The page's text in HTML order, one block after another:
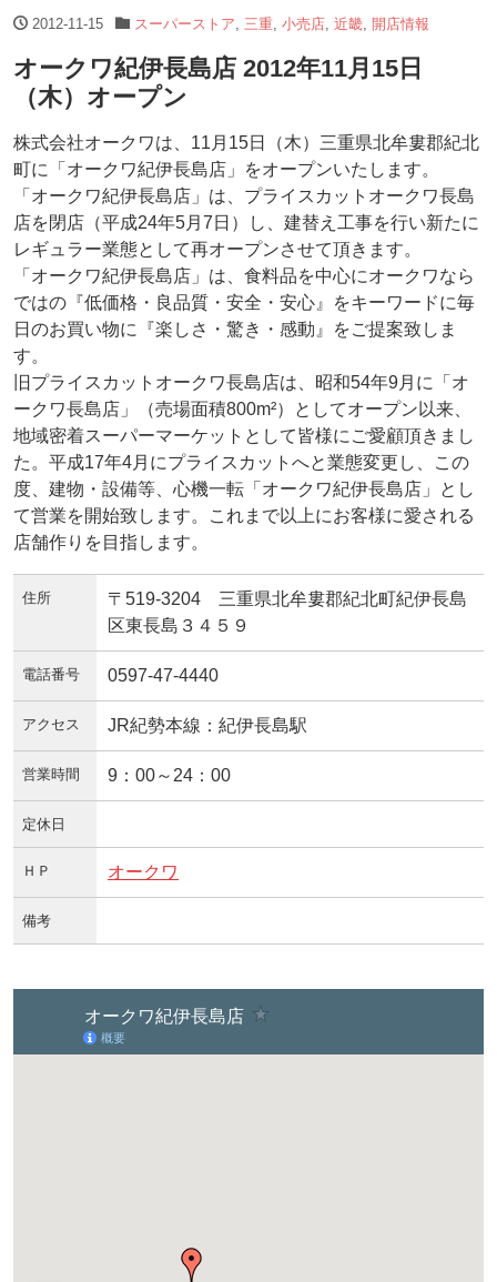
2012-11-15 スーパーストア 三重 小売店, 近畿, 開店情報
オークワ紀伊長島店 2012年11月15日
（木）オープン
株式会社オークワは、11月15日（木）三重県北牟婁郡紀北
町に「オークワ紀伊長島店」をオープンいたします。
「オークワ紀伊長島店」は、プライスカットオークワ長島
店を閉店（平成24年5月7日）し、建替え工事を行い新たに
レギュラー業態として再オープンさせて頂きます。
「オークワ紀伊長島店」は、食料品を中心にオークワなら
ではの『低価格・良品質・安全・安心』をキーワードに毎
日のお買い物に『楽しさ・驚き・感動』をご提案致しま
す。
旧プライスカットオークワ長島店は、昭和54年9月に「オ
ークワ長島店」（売場面積800m²）としてオープン以来、
地域密着スーパーマーケットとして皆様にご愛顧頂きまし
た。平成17年4月にプライスカットへと業態変更し、この
度、建物・設備等、心機一転「オークワ紀伊長島店」とし
て営業を開始致します。これまで以上にお客様に愛される
店舗作りを目指します。
住所
〒519-3204 三重県北牟婁郡紀北町紀伊長島
区東長島３４５９
電話番号 0597-47-4440
アクセス JR紀勢本線：紀伊長島駅
営業時間 9：00～24：00
定休日
ＨＰ オークワ
備考